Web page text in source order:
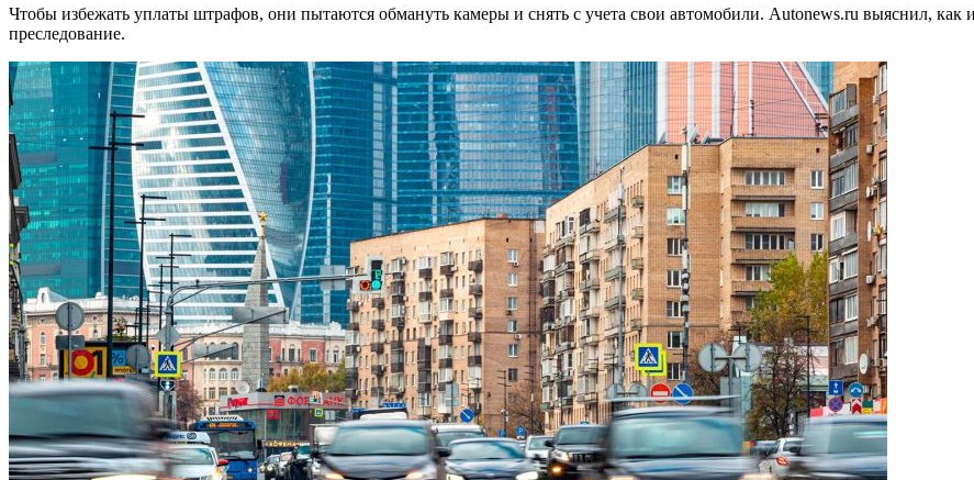
Чтобы избежать уплаты штрафов, они пытаются обмануть камеры и снять с учета свои автомобили. Autonews.ru выяснил, как
преследование.